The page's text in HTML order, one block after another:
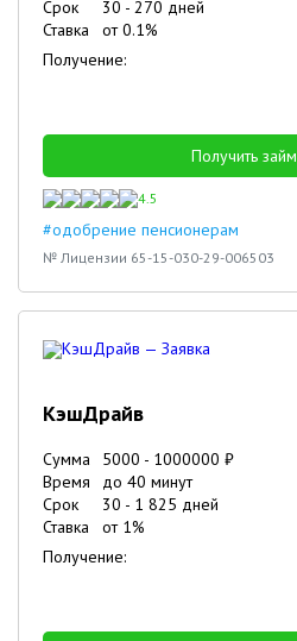
Срок
30 - 270 дней
Ставка
от0.1%
Получение:
Получить займ
4.5
#одобрение пенсионерам
№ Лицензии 65-15-030-29-006503
КэшДрайв
Сумма 5000 - 1000000 ₽
Время
до 40 минут
Срок
30 - 1 825 дней
Ставка
от 1%
Получение: